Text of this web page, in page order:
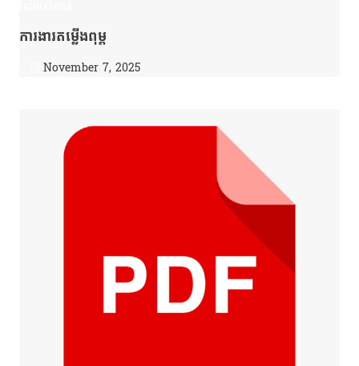
ការងារតម្លើងពុម្ព
November 7, 2025